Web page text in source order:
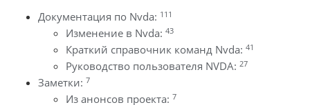
Документация по Nvda: 111
Изменение в Nvda: 43
Краткий справочник команд Nvda: 41
Руководство пользователя NVDA: 27
Заметки: 7
Из анонсов проекта: 7